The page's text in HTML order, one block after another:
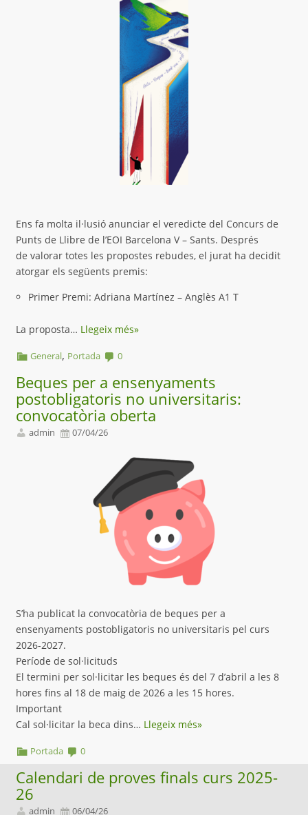
Ens fa molta il·lusió anunciar el veredicte del Concurs de
Punts de Llibre de l’EOI Barcelona V – Sants. Després
de valorar totes les propostes rebudes, el jurat ha decidit
atorgar els següents premis:
Primer Premi: Adriana Martínez – Anglès A1 T
La proposta… Llegeix més»
General, Portada 0
Beques per a ensenyaments
postobligatoris no universitaris:
convocatòria oberta
admin 07/04/26
S’ha publicat la convocatòria de beques per a
ensenyaments postobligatoris no universitaris pel curs
2026-2027.
Període de sol·licituds
El termini per sol·licitar les beques és del 7 d’abril a les 8
hores fins al 18 de maig de 2026 a les 15 hores.
Important
Cal sol·licitar la beca dins… Llegeix més»
Portada 0
Calendari de proves finals curs 2025-
26
admin 06/04/26